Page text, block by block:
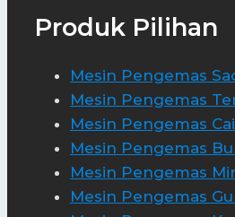
Produk Pilihan
Mesin Pengemas
Mesin Pengemas
Mesin Pengemas
Mesin Pengemas
Mesin Pengemas
Mesin Pengemas